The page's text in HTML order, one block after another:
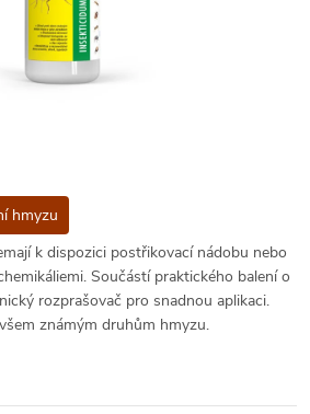
hmyzu
k dispozici postřikovací nádobu nebo
Součástí praktického balení o
rozprašovač pro snadnou aplikaci.
známým druhům hmyzu.